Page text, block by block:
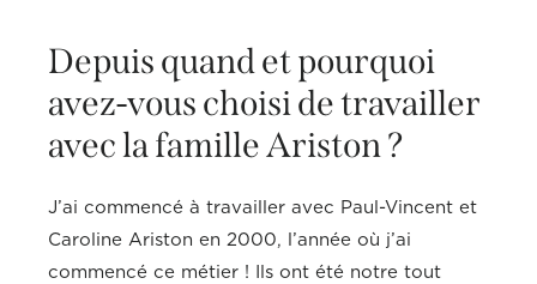
Depuis quand et pourquoi
avez-vous choisi de travailler
avec la famille Ariston ?
J’ai commencé à travailler avec Paul-Vincent et
Caroline Ariston en 2000, l’année où j’ai
commencé ce métier ! Ils ont été notre tout